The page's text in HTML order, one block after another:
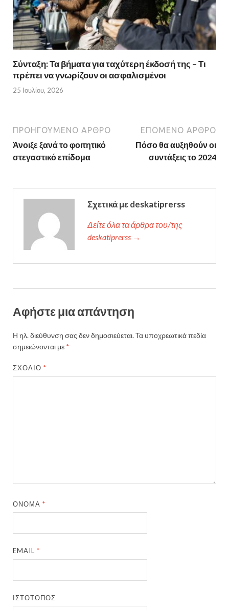
Σύνταξη: Τα βήματα για ταχύτερη έκδοσή της – Τι
πρέπει να γνωρίζουν οι ασφαλισμένοι
25 Ιουλίου, 2026
ΠΡΟΗΓΟΎΜΕΝΟ ΆΡΘΡΟ
Άνοιξε ξανά το φοιτητικό
στεγαστικό επίδομα
ΕΠΌΜΕΝΟ ΆΡΘΡΟ
Πόσο θα αυξηθούν οι
συντάξεις το 2024
Σχετικά με deskatiprerss
Δείτε όλα τα άρθρα του/της
deskatiprerss →
Αφήστε μια απάντηση
Η ηλ. διεύθυνση σας δεν δημοσιεύεται.Τα υποχρεωτικά πεδία
σημειώνονται με *
ΣΧΌΛΙΟ*
ΌΝΟΜΑ*
EMAIL*
ΙΣΤΌΤΟΠΟΣ